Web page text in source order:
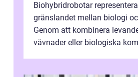
Biohybridrobotar
gränslandet mellan biologi
Genom att kombinera
vävnader eller biologiska